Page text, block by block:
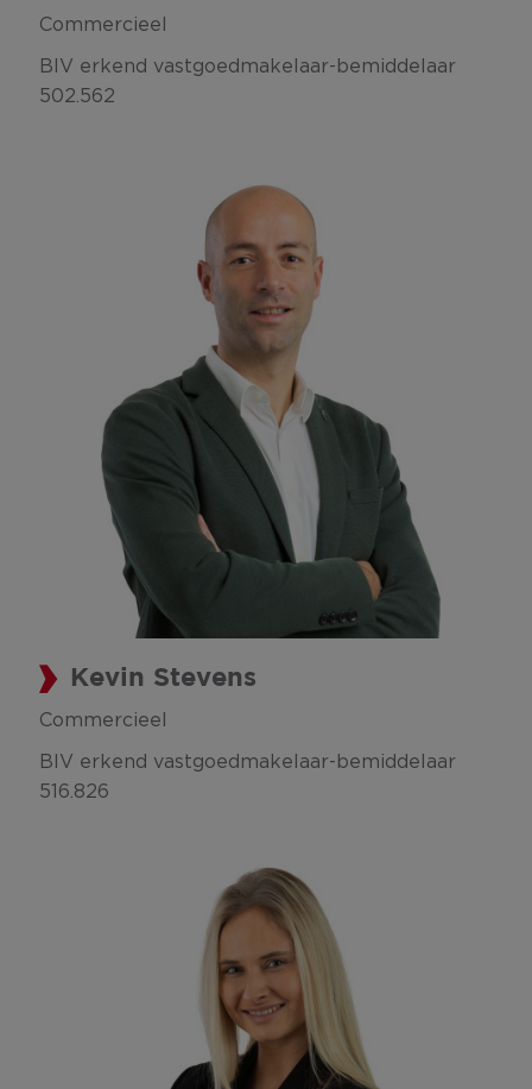
Commercieel
BIV erkend vastgoedmakelaar-bemiddelaar
502.562
Kevin Stevens
Commercieel
BIV erkend vastgoedmakelaar-bemiddelaar
516.826